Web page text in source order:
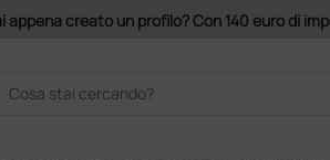
Con 140 euro di imponibile, la consegna è